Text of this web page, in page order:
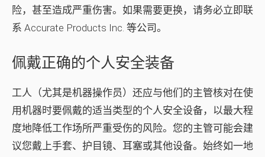
险，甚至造成严重伤害。如果需要更换，请务必立即联
系 Accurate Products Inc. 等公司。
佩戴正确的个人安全装备
工人（尤其是机器操作员）还应与他们的主管核对在使
用机器时要佩戴的适当类型的个人安全设备，以最大程
度地降低工作场所严重受伤的风险。您的主管可能会建
议您戴上手套、护目镜、耳塞或其他设备。始终如一地